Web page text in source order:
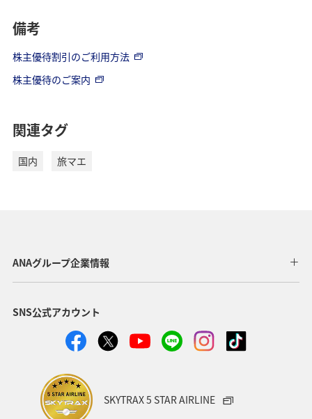
備考
株主優待割引のご利用方法
株主優待のご案内
関連タグ
国内 旅マエ
ANAグループ企業情報
SNS公式アカウント
SKYTRAX 5 STAR AIRLINE